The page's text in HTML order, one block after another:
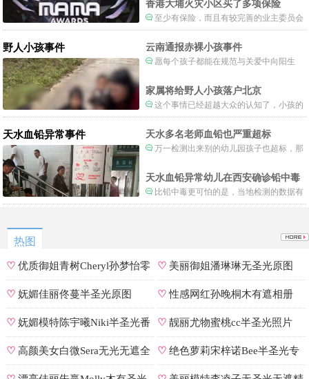
一种保护吧。
香港大埔火灾小区买了多项保险
至少有保险，而且有较完善的业主委员会
制度。
野人小孩事件 云南通报赤裸小孩事件
愿每个孩子都能在规范与关爱中向阳生
家属将给野人小孩落户北京
这个事情已经超越大众的认知了，小孩的
形体和状态已经畸形了，得尽快送医。
天水血铅异常事件 天水多名老师血铅也严重超标
万一检测出来别的幼儿园孩子也超标，那
天水血铅异常幼儿在西安确诊铅中毒
比铅中毒更可怕的是，当地检测的数据有
可能被造假。
热图
♡优质御姐青树Cheryl孙梦怡零
遮罩私拍
♡ 美丽御姐潘琳琳无圣光原图
♡妩媚佳丽佟蔓半圣光原图 ♡性感网红孙晚桐木有遮相册
♡妩媚模特陈宇曦Niki半圣光番
号
♡ 靓丽尤物蜜桃cc半圣光照片
♡高颜美女白微Sera无光无遮全 ♡ 绝色萝莉宋梓诺Bee半圣光专